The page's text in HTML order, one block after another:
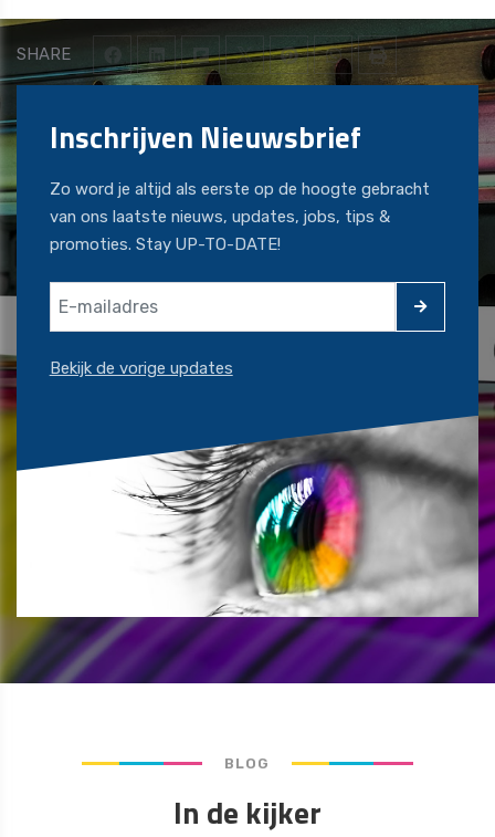
SHARE
Inschrijven Nieuwsbrief
Zo word je altijd als eerste op de hoogte gebracht
van ons laatste nieuws, updates, jobs, tips &
promoties. Stay UP-TO-DATE!
Bekijk de vorige updates
BLOG
In de kijker